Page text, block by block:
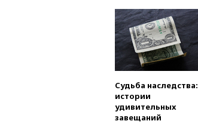
Судьба наследства:
истории
удивительных
завещаний